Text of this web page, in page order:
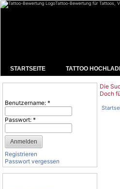
Tattoo-Bewertung für Tattoos,
STARTSEITE TATTOO
Benutzername: *
Passwort: *
Registrieren
Passwort vergessen
Die
Doch